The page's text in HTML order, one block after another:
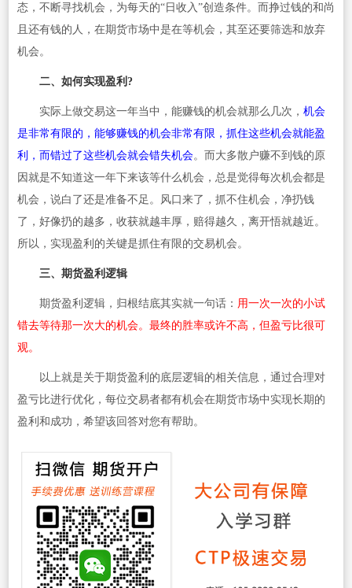
态，不断寻找机会，为每天的“日收入”创造条件。而挣过钱的和尚
且还有钱的人，在期货市场中是在等机会，其至还要筛选和放弃
机会。
二、如何实现盈利?
实际上做交易这一年当中，能赚钱的机会就那么几次， 机会
是非常有限的，能够赚钱的机会非常有限，抓住这些机会就能盈
利，而错过了这些机会就会错失机会。而大多散户赚不到钱的原
因就是不知道这一年下来该等什么机会，总是觉得每次机会都是
机会，说白了还是准备不足。风口来了，抓不住机会，净扔钱
了，好像扔的越多，收获就越丰厚，赔得越久，离开悟就越近。
所以，实现盈利的关键是抓住有限的交易机会。
三、期货盈利逻辑
期货盈利逻辑，归根结底其实就一句话： 用一次一次的小试
错去等待那一次大的机会。最终的胜率或许不高，但盈亏比很可
观。
以上就是关于期货盈利的底层逻辑的相关信息，通过合理对
盈亏比进行优化，每位交易者都有机会在期货市场中实现长期的
盈利和成功，希望该回答对您有帮助。